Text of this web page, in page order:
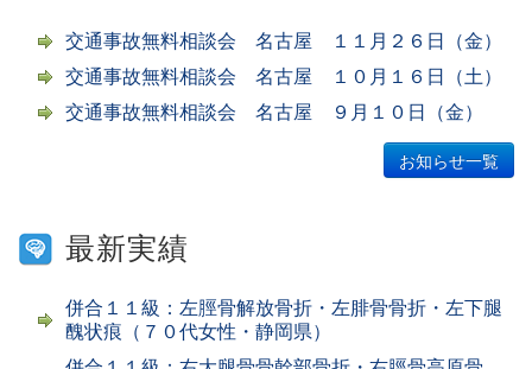
交通事故無料相談会 名古屋 １１月２６日（金）
交通事故無料相談会 名古屋 １０月１６日（土）
交通事故無料相談会 名古屋 ９月１０日（金）
お知らせ一覧
最新実績
併合１１級：左脛骨解放骨折・左腓骨骨折・左下腿
醜状痕（７０代女性・静岡県）